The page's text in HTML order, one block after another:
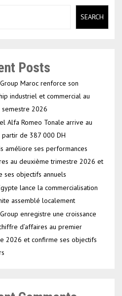
SEARCH
Posts
Maroc renforce son
industriel et commercial au
2026
Alfa Romeo Tonale arrive au
partir de 387 000 DH
améliore ses performances
au deuxième trimestre 2026 et
ses objectifs annuels
lance la commercialisation
assemblé localement
enregistre une croissance
d’affaires au premier
2026 et confirme ses objectifs